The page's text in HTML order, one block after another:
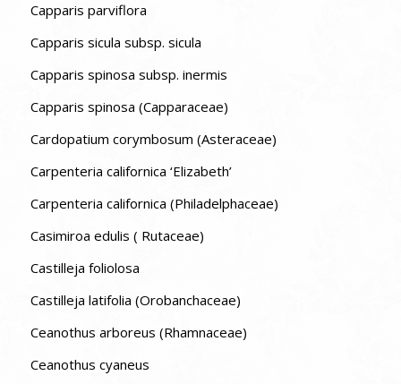
Capparis parviflora
Capparis sicula subsp. sicula
Capparis spinosa subsp. inermis
Capparis spinosa (Capparaceae)
Cardopatium corymbosum (Asteraceae)
Carpenteria californica ‘Elizabeth’
Carpenteria californica (Philadelphaceae)
Casimiroa edulis ( Rutaceae)
Castilleja foliolosa
Castilleja latifolia (Orobanchaceae)
Ceanothus arboreus (Rhamnaceae)
Ceanothus cyaneus